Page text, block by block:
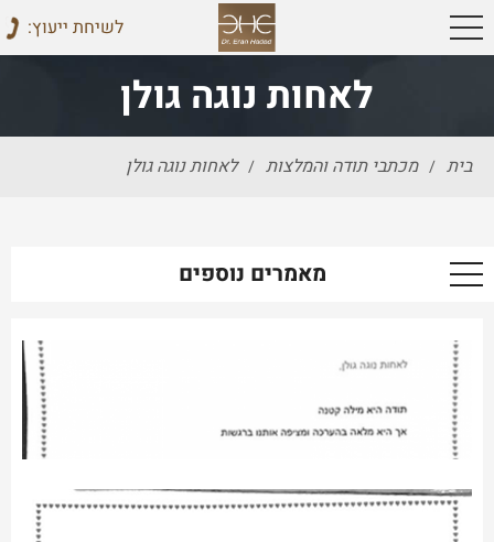
:לשיחת ייעוץ
לאחות נוגה גולן
בית / מכתבי תודה והמלצות / לאחות נוגה גולן
מאמרים נוספים